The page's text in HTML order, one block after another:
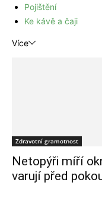
Pojištění
Ke kávě a čaji
Více
Zdravotní gramotnost
Netopýři míří
varují před